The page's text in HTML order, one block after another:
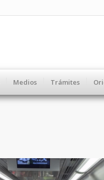
Medios Trámites